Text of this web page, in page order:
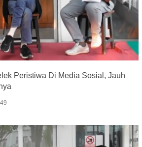
Peristiwa Di Media Sosial, Jauh
49